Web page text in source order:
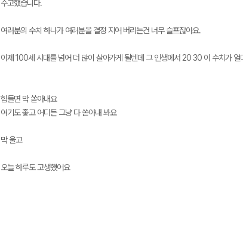
수고했습니다.
여러분의 수치 하나가 여러분을 결정 지어 버리는건 너무 슬프잖아요.
이제 100세 시대를 넘어 더 많이 살아가게 될텐데 그 인생에서 20 30 이 수치가
힘들면 막 쏟아내요
여기도 좋고 어디든 그냥 다 쏟아내 봐요
막 울고
오늘 하루도 고생헀어요